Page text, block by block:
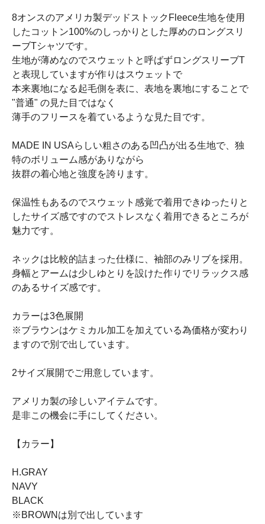
8オンスのアメリカ製デッドストックFleece生地を使用
したコットン100%のしっかりとした厚めのロングスリ
ーブTシャツです。
生地が薄めなのでスウェットと呼ばずロングスリーブT
と表現していますが作りはスウェットで
本来裏地になる起毛側を表に、表地を裏地にすることで
"普通" の見た目ではなく
薄手のフリースを着ているような見た目です。
MADE IN USAらしい粗さのある凹凸が出る生地で、独
特のボリューム感がありながら
抜群の着心地と強度を誇ります。
保温性もあるのでスウェット感覚で着用できゆったりと
したサイズ感ですのでストレスなく着用できるところが
魅力です。
ネックは比較的詰まった仕様に、袖部のみリブを採用。
身幅とアームは少しゆとりを設けた作りでリラックス感
のあるサイズ感です。
カラーは3色展開
※ブラウンはケミカル加工を加えている為価格が変わり
ますので別で出しています。
2サイズ展開でご用意しています。
アメリカ製の珍しいアイテムです。
是非この機会に手にしてください。
【カラー】
H.GRAY
NAVY
BLACK
※BROWNは別で出しています